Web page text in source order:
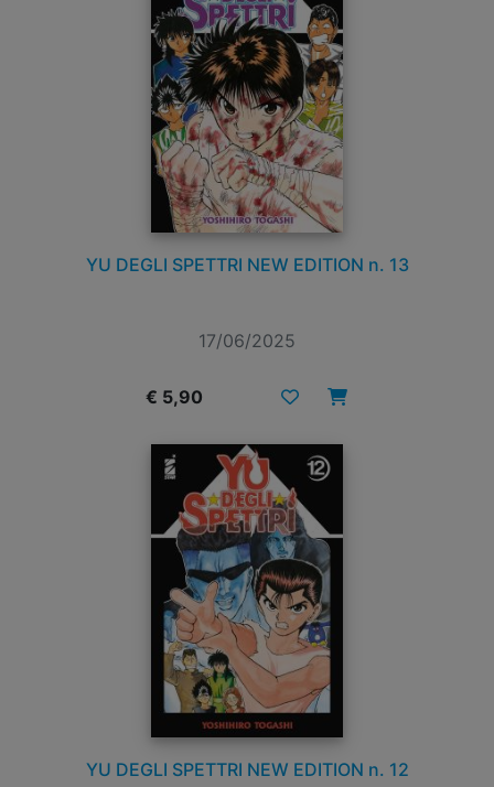
YU DEGLI SPETTRI NEW EDITION n. 13
17/06/2025
€ 5,90
YU DEGLI SPETTRI NEW EDITION n. 12